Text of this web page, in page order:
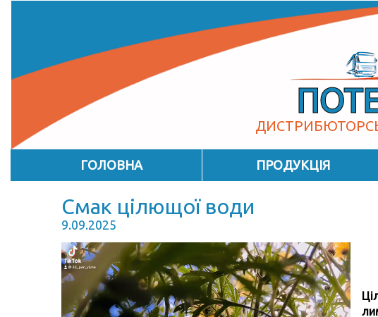
ГОЛОВНА ПРОДУКЦІЯ
Смак цілющої води
9.09.2025